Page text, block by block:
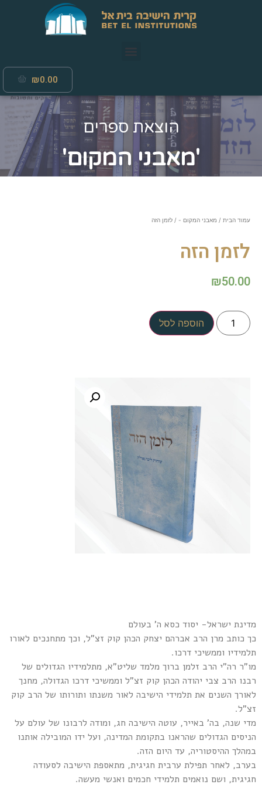
₪0.00
הוצאת ספרים
'מאבני המקום'
עמוד הבית / מאבני המקום - / לזמן הזה
לזמן הזה
₪50.00
הוספה לסל
מדינת ישראל- יסוד כסא ה' בעולם
כך כותב מרן הרב אברהם יצחק הכהן קוק זצ"ל, וכך מתחנכים לאורו
תלמידיו וממשיכי דרכו.
מו"ר רה"י הרב זלמן ברוך מלמד שליט"א, מתלמידיו הגדולים של
רבנו הרב צבי יהודה הכהן קוק זצ"ל וממשיכי דרכו הגדולה, מחנך
לאורך השנים את תלמידי הישיבה לאור משנתו ותורותו של הרב קוק
זצ"ל.
מדי שנה, בה' באייר, עוטה הישיבה חג, ומודה לרבונו של עולם על
הניסים הגדולים שהראנו בתקומת המדינה, ועל ידו המובילה אותנו
במהלך ההיסטוריה, עד היום הזה.
בערב, לאחר תפילת ערבית חגיגית, מתאספת הישיבה לסעודה
חגיגית, ושם נואמים תלמידי חכמים ואנשי מעשה.